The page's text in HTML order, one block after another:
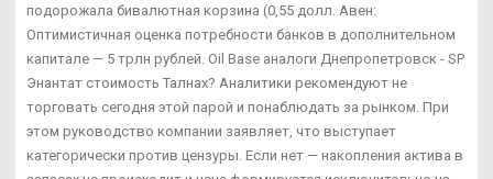
подорожала бивалютная корзина (0,55 долл. Авен:
Оптимистичная оценка потребности банков в дополнительном
капитале — 5 трлн рублей. Oil Base аналоги Днепропетровск - SP
Энантат стоимость Талнах? Аналитики рекомендуют не
торговать сегодня этой парой и понаблюдать за рынком. При
этом руководство компании заявляет, что выступает
категорически против цензуры. Если нет — накопления актива в